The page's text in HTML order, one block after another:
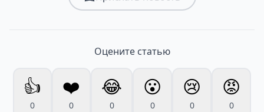
Оцените статью
👍
0
❤️
0
😂
0
😮
0
😢
0
😡
0